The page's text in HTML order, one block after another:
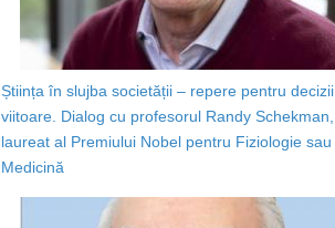
Știința în slujba societății – repere pentru decizii
viitoare. Dialog cu profesorul Randy Schekman,
laureat al Premiului Nobel pentru Fiziologie sau
Medicină